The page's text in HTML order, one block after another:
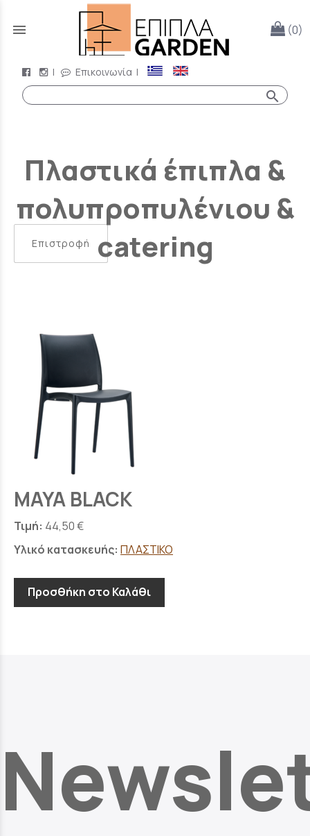
menu (0)
| Επικοινωνία |
search
Πλαστικά έπιπλα &
πολυπροπυλένιου &
catering
Επιστροφή
MAYA BLACK
Τιμή: 44,50 €
Υλικό κατασκευής: ΠΛΑΣΤΙΚΟ
Προσθήκη στο Καλάθι